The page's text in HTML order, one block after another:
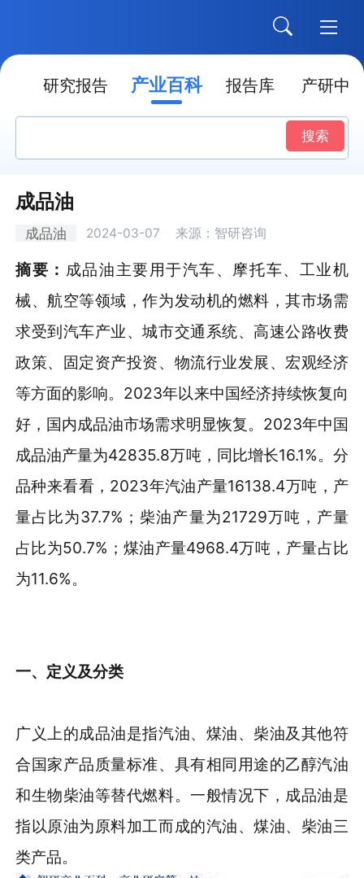
研究报告 产业百科 报告库 产研中
搜索
成品油
成品油 2024-03-07 来源：智研咨询
摘要： 成品油主要用于汽车、摩托车、工业机
械、航空等领域，作为发动机的燃料，其市场需
求受到汽车产业、城市交通系统、高速公路收费
政策、固定资产投资、物流行业发展、宏观经济
等方面的影响。2023年以来中国经济持续恢复向
好，国内成品油市场需求明显恢复。2023年中国
成品油产量为42835.8万吨，同比增长16.1%。分
品种来看看，2023年汽油产量16138.4万吨，产
量占比为37.7%；柴油产量为21729万吨，产量
占比为50.7%；煤油产量4968.4万吨，产量占比
为11.6%。
一、定义及分类
广义上的成品油是指汽油、煤油、柴油及其他符
合国家产品质量标准、具有相同用途的乙醇汽油
和生物柴油等替代燃料。一般情况下，成品油是
指以原油为原料加工而成的汽油、煤油、柴油三
类产品。